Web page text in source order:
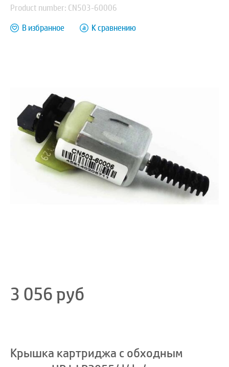
Product number: CN503-60006
В избранное
К сравнению
3 056руб
Крышка картриджа с обходным